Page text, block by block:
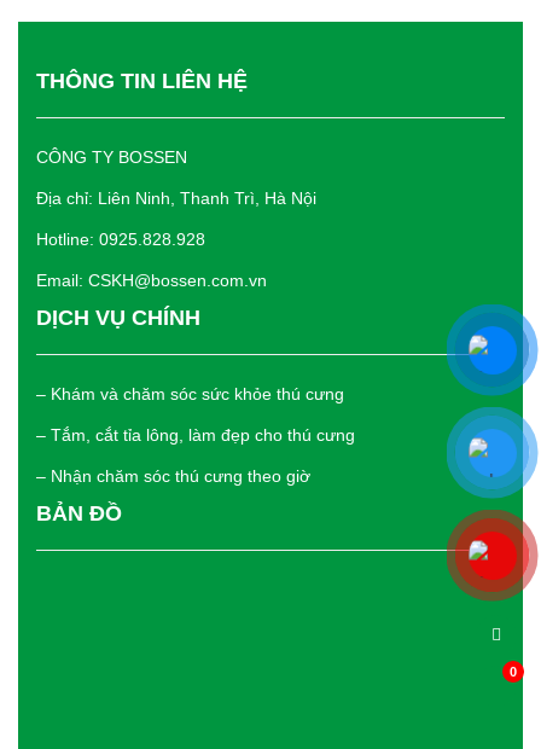
THÔNG TIN LIÊN HỆ
CÔNG TY BOSSEN
Địa chỉ: Liên Ninh, Thanh Trì, Hà Nội
Hotline: 0925.828.928
Email: CSKH@bossen.com.vn
DỊCH VỤ CHÍNH
– Khám và chăm sóc sức khỏe thú cưng
– Tắm, cắt tỉa lông, làm đẹp cho thú cưng
– Nhận chăm sóc thú cưng theo giờ
BẢN ĐỒ
0